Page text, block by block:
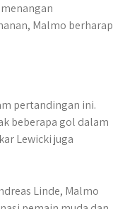
Malmo berharap
pertandingan ini.
beberapa gol dalam
Lewicki juga
Linde, Malmo